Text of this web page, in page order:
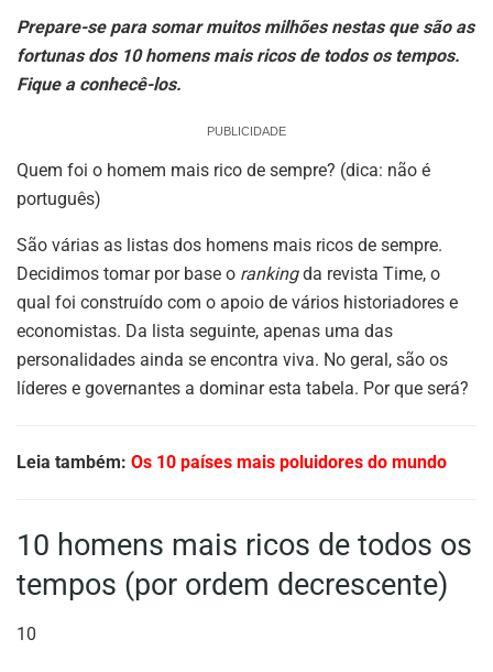
Prepare-se para somar muitos milhões nestas que são as
fortunas dos 10 homens mais ricos de todos os tempos.
Fique a conhecê-los.
PUBLICIDADE
Quem foi o homem mais rico de sempre? (dica: não é
português)
São várias as listas dos homens mais ricos de sempre.
Decidimos tomar por base o rankingda revista Time, o
qual foi construído com o apoio de vários historiadores e
economistas. Da lista seguinte, apenas uma das
personalidades ainda se encontra viva. No geral, são os
líderes e governantes a dominar esta tabela. Por que será?
Leia também: Os 10 países mais poluidores do mundo
10 homens mais ricos de todos os
tempos (por ordem decrescente)
10